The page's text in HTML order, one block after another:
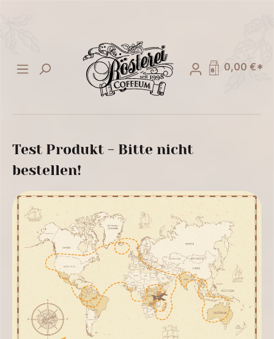
0,00 €*
Test Produkt - Bitte nicht
bestellen!